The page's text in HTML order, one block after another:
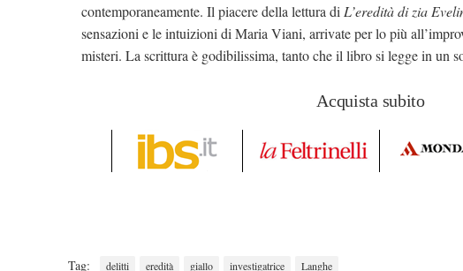
contemporaneamente. Il piacere della lettura di L’eredità di zia
sensazioni e le intuizioni di Maria Viani, arrivate per lo più
misteri. La scrittura è godibilissima, tanto che il libro si legge in un
Acquista subito
Tag: delitti eredità giallo investigatrice Langhe